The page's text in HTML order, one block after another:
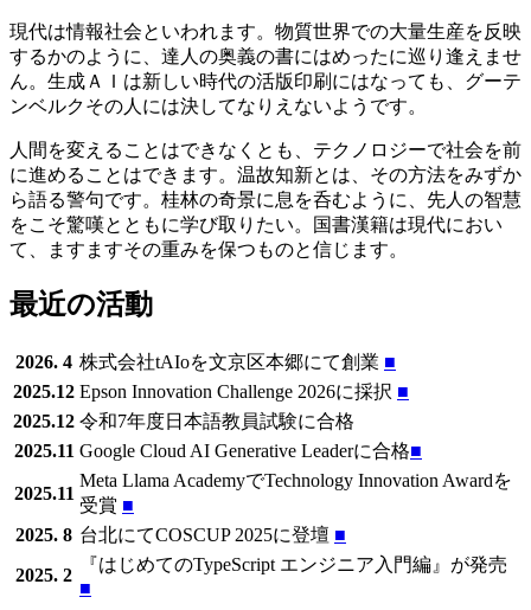
現代は情報社会といわれます。物質世界での大量生産を反映
するかのように、達人の奥義の書にはめったに巡り逢えませ
ん。生成ＡＩは新しい時代の活版印刷にはなっても、グーテ
ンベルクその人には決してなりえないようです。
人間を変えることはできなくとも、テクノロジーで社会を前
に進めることはできます。温故知新とは、その方法をみずか
ら語る警句です。桂林の奇景に息を呑むように、先人の智慧
をこそ驚嘆とともに学び取りたい。国書漢籍は現代におい
て、ますますその重みを保つものと信じます。
最近の活動
2026. 4 株式会社tAIoを文京区本郷にて創業 ■
2025.12 Epson Innovation Challenge 2026に採択 ■
2025.12 令和7年度日本語教員試験に合格
2025.11 Google Cloud AI Generative Leaderに合格■
2025.11
Meta Llama AcademyでTechnology Innovation Awardを
受賞 ■
2025. 8 台北にてCOSCUP 2025に登壇 ■
2025. 2
『はじめてのTypeScript エンジニア入門編』が発売
■